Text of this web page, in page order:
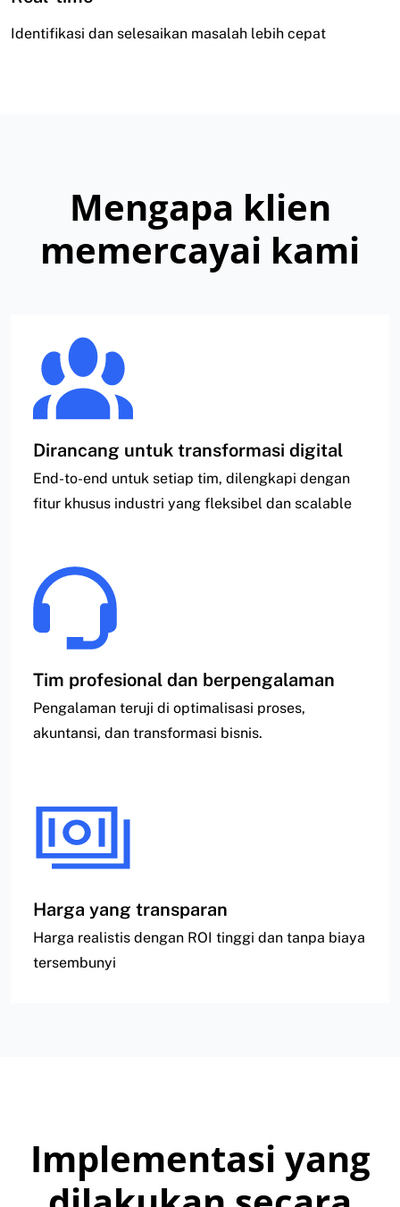
Identifikasi dan selesaikan masalah lebih cepat
Mengapa klien
memercayai kami
Dirancang untuk transformasi digital
End-to-end untuk setiap tim, dilengkapi dengan
fitur khusus industri yang fleksibel dan scalable
Tim profesional dan berpengalaman
Pengalaman teruji di optimalisasi proses,
akuntansi, dan transformasi bisnis.
Harga yang transparan
Harga realistis dengan ROI tinggi dan tanpa biaya
tersembunyi
Implementasi yang